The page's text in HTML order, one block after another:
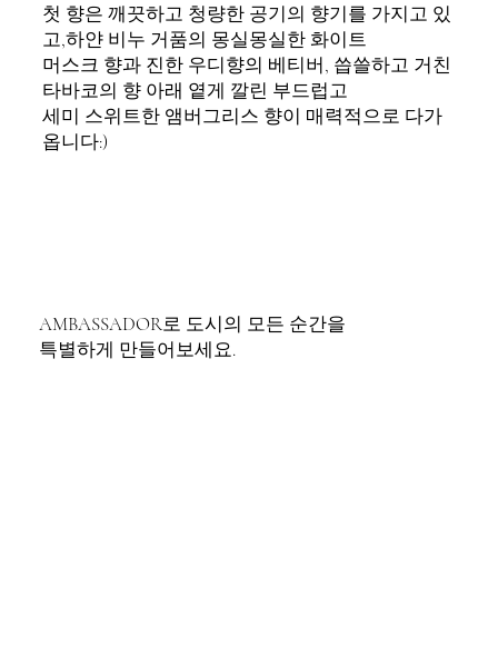
첫 향은 깨끗하고 청량한 공기의 향기를 가지고 있
고,하얀 비누 거품의 몽실몽실한 화이트
머스크 향과 진한 우디향의 베티버, 씁쓸하고 거친
타바코의 향 아래 옅게 깔린 부드럽고
세미 스위트한 앰버그리스 향이 매력적으로 다가
옵니다:)
AMBASSADOR로 도시의 모든 순간을
특별하게 만들어보세요.